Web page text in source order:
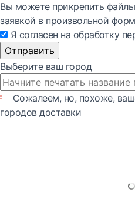
Вы можете прикрепить
заявкой в произвольной
Я согласен на обработку
Отправить
Выберите ваш город
Сожалеем, но, похоже,
городов доставки